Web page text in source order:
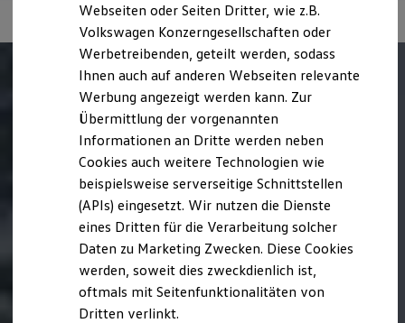
Volkswagen Kollektion
R-Kollektion
GTI Kollektion
Fußball Drop
we drive football
#wedriveproud
Besitzer und Service
myVolkswagen
Software Updates
Service und Ersatzteile
Inspektion und HU/AU
Reparaturen und Checks
Motorenöl und Flüssigkeiten
Räder und Reifen
Pannen- und Unfallhilfe
Economy Service
Volkswagen Teile
Zubehör
Modellspezifisches Zubehör
Webseiten oder Seiten Dritter, wie z.B.
Volkswagen Konzerngesellschaften oder
Werbetreibenden, geteilt werden, sodass
Ihnen auch auf anderen Webseiten relevante
Werbung angezeigt werden kann. Zur
Übermittlung der vorgenannten
Informationen an Dritte werden neben
Cookies auch weitere Technologien wie
beispielsweise serverseitige Schnittstellen
(APIs) eingesetzt. Wir nutzen die Dienste
eines Dritten für die Verarbeitung solcher
Daten zu Marketing Zwecken. Diese Cookies
werden, soweit dies zweckdienlich ist,
oftmals mit Seitenfunktionalitäten von
Dritten verlinkt.